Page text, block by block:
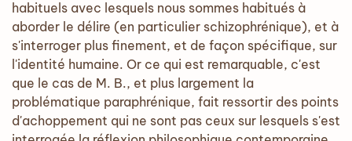
habituels avec lesquels nous sommes habitués à
aborder le délire (en particulier schizophrénique), et à
s'interroger plus finement, et de façon spécifique, sur
l'identité humaine. Or ce qui est remarquable, c'est
que le cas de M. B., et plus largement la
problématique paraphrénique, fait ressortir des points
d'achoppement qui ne sont pas ceux sur lesquels s'est